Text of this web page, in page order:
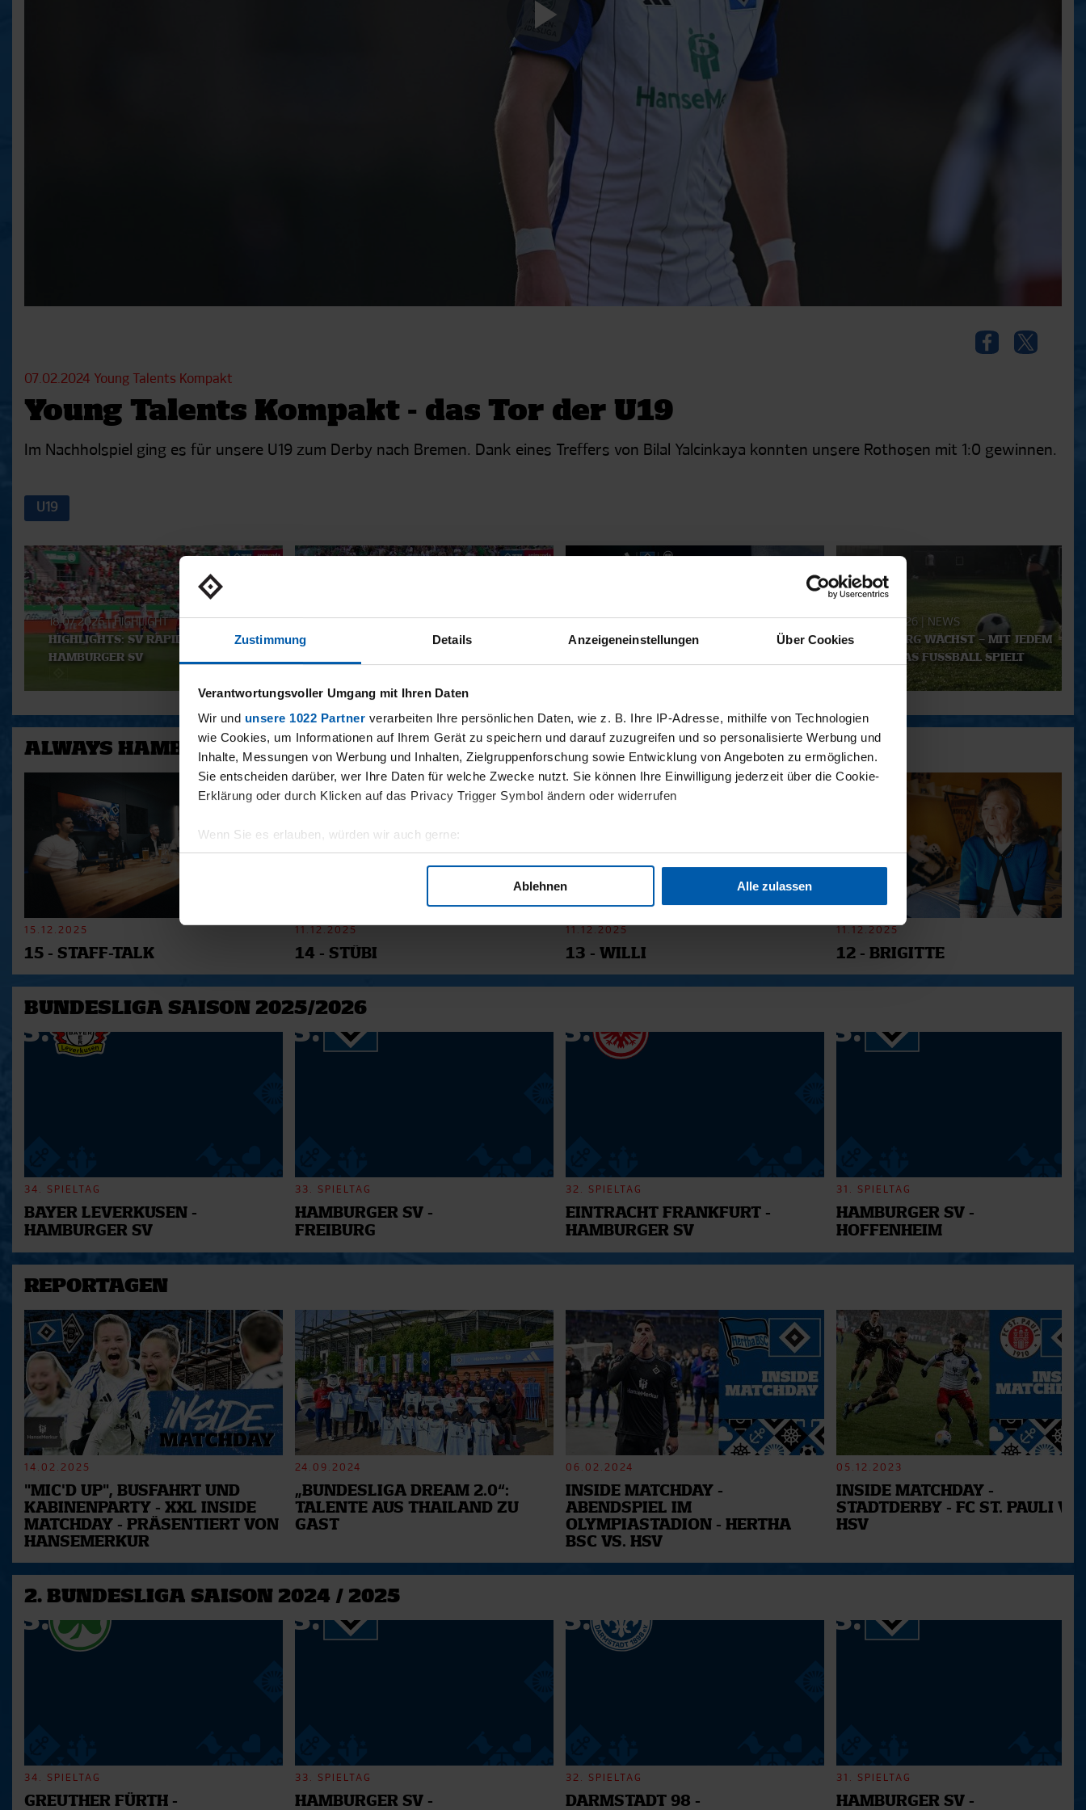
Zustimmung Details Anzeigeneinstellungen Über Cookies
Verantwortungsvoller Umgang mit Ihren Daten
Wir und unsere 1022 Partner verarbeiten Ihre persönlichen Daten, wie z. B. Ihre IP-Adresse, mithilfe von Technologien
wie Cookies, um Informationen auf Ihrem Gerät zu speichern und darauf zuzugreifen und so personalisierte Werbung und
Inhalte, Messungen von Werbung und Inhalten, Zielgruppenforschung sowie Entwicklung von Angeboten zu ermöglichen.
Sie entscheiden darüber, wer Ihre Daten für welche Zwecke nutzt. Sie können Ihre Einwilligung jederzeit über die Cookie-
Erklärung oder durch Klicken auf das Privacy Trigger Symbol ändern oder widerrufen
Wenn Sie es erlauben, würden wir auch gerne:
Informationen über Ihre geografische Lage erfassen, welche bis auf einige Meter genau sein können
Wir verwenden Cookies, um Inhalte und Anzeigen zu personalisieren, Funktionen für soziale Medien anbieten zu können
und die Zugriffe auf unsere Website zu analysieren. Außerdem geben wir Informationen zu Ihrer Verwendung unserer
möglicherweise mit weiteren Daten zusammen, die Sie ihnen bereitgestellt haben oder die sie im Rahmen Ihrer Nutzung
der Dienste gesammelt haben.
Ablehnen Alle zulassen
Play
Video
07.02.2024 Young Talents Kompakt
Young Talents Kompakt - das Tor der U19
Im Nachholspiel ging es für unsere U19 zum Derby nach Bremen. Dank eines Treffers von Bilal Yalcinkaya konnten unsere Rothosen mit 1:0 gewinnen.
U19
Aktuelle
Playlist
18.07.2026|HIGHLIGHT
HIGHLIGHTS: SV RAPID WIEN -
HAMBURGER SV
RE-LIVE: SV RAPID WIEN -
DAS HEIMTRIKOT 2026/27: AN DER
23.07.2026
NEWS
HAMBURG WÄCHST – MIT JEDEM
KIND, DAS FUSSBALL SPIELT
ALWAYS HAMBURG - DAS BONUSMATERIAL
15.12.2025
15 - STAFF-TALK
11.12.2025
14 - STÜBI
11.12.2025
13 - WILLI
11.12.2025
12 - BRIGITTE
BUNDESLIGA SAISON 2025/2026
34. SPIELTAG
BAYER LEVERKUSEN -
HAMBURGER SV
33. SPIELTAG
HAMBURGER SV -
FREIBURG
32. SPIELTAG
EINTRACHT FRANKFURT -
HAMBURGER SV
31. SPIELTAG
HAMBURGER SV -
HOFFENHEIM
REPORTAGEN
14.02.2025
"MIC'D UP", BUSFAHRT UND
KABINENPARTY - XXL INSIDE
MATCHDAY - PRÄSENTIERT VON
HANSEMERKUR
24.09.2024
„BUNDESLIGA DREAM 2.0“:
TALENTE AUS THAILAND ZU
GAST
06.02.2024
INSIDE MATCHDAY -
ABENDSPIEL IM
OLYMPIASTADION - HERTHA
BSC VS. HSV
05.12.2023
INSIDE MATCHDAY -
STADTDERBY - FC ST. PAULI VS.
HSV
2. BUNDESLIGA SAISON 2024 / 2025
34. SPIELTAG
GREUTHER FÜRTH -
33. SPIELTAG
HAMBURGER SV -
32. SPIELTAG
DARMSTADT 98 -
31. SPIELTAG
HAMBURGER SV -